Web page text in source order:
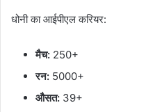
धोनी का आईपीएल करियर:
मैच: 250+
रन: 5000+
औसत: 39+